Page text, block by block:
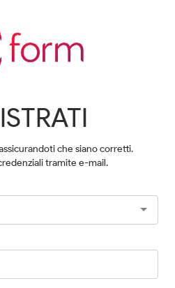
che siano corretti.
tramite e-mail.